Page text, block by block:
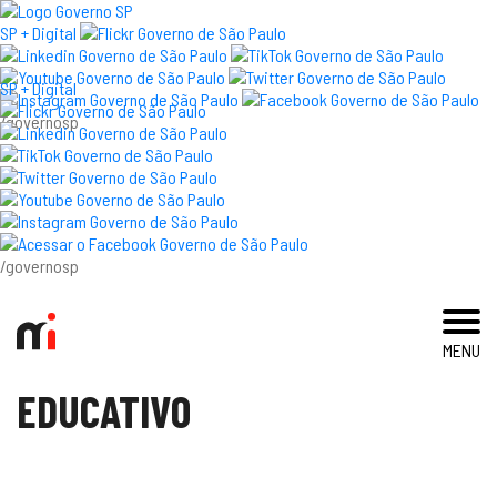
SP + Digital
/governosp
SP + Digital
/governosp
MENU
×
visite
exposições e eventos
acervo e pesquisa
EDUCATIVO